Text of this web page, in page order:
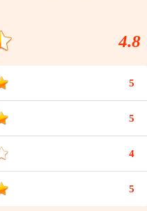
4.8
5
5
4
5